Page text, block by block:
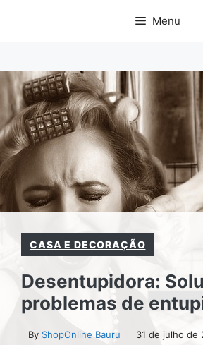
Menu
CASA E DECORAÇÃO
Desentupidora:
problemas de
By ShopOnline Bauru 31 de julho de